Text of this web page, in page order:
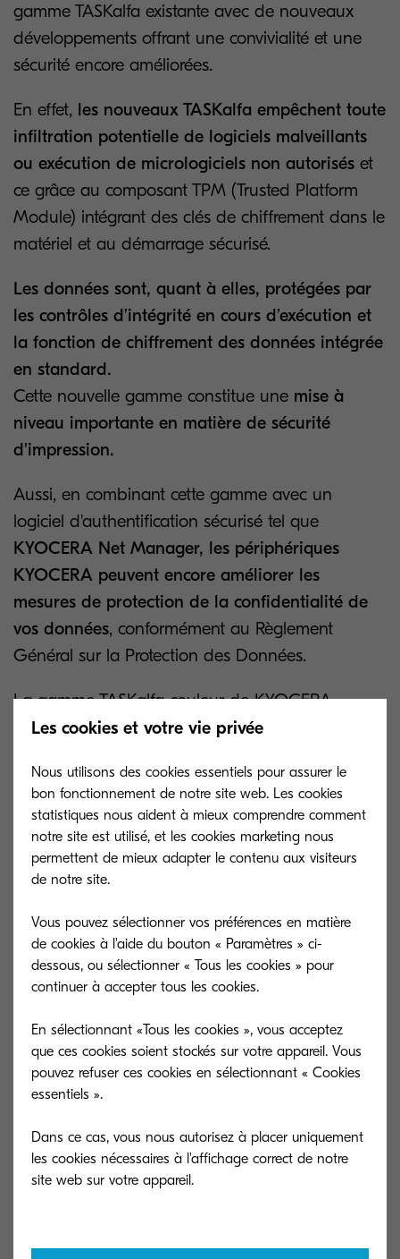
gamme TASKalfa existante avec de nouveaux
développements offrant une convivialité et une
sécurité encore améliorées.
En effet, les nouveaux TASKalfa empêchent toute
infiltration potentielle de logiciels malveillants
ou exécution de micrologiciels non autorisés et
ce grâce au composant TPM (Trusted Platform
Module) intégrant des clés de chiffrement dans le
matériel et au démarrage sécurisé.
Les données sont, quant à elles, protégées par
les contrôles d’intégrité en cours d’exécution et
la fonction de chiffrement des données intégrée
en standard.
Cette nouvelle gamme constitue une mise à
niveau importante en matière de sécurité
d'impression.
Aussi, en combinant cette gamme avec un
logiciel d'authentification sécurisé tel que
KYOCERA Net Manager, les périphériques
KYOCERA peuvent encore améliorer les
mesures de protection de la confidentialité de
vos données, conformément au Règlement
Général sur la Protection des Données.
La gamme TASKalfa couleur de KYOCERA,
récemment élue marque la plus fiable par le
d’impression ayant fait ses preuves en termes de
fiabilité permet de minimiser les
temps d'immobilisation et d'améliorer ainsi la
productivité des collaborateurs en entreprise.
couleur de 10,1 pouces, permettant une plus
grande convivialité et un accès plus large à toute
une gamme de fonctions de gestion de
L’efficacité et la consommation d’électricité sont
également optimisées grâce à l’utilisation d’un
capteur de présence
mode veille lorsqu’un utilisateur s’approche du
multifonction.
est une priorité absolue pour les entreprises.
Les cookies et votre vie privée
Nous utilisons des cookies essentiels pour assurer le
bon fonctionnement de notre site web. Les cookies
statistiques nous aident à mieux comprendre comment
notre site est utilisé, et les cookies marketing nous
permettent de mieux adapter le contenu aux visiteurs
de notre site.
Vous pouvez sélectionner vos préférences en matière
de cookies à l'aide du bouton « Paramètres » ci-
dessous, ou sélectionner « Tous les cookies » pour
continuer à accepter tous les cookies.
En sélectionnant «Tous les cookies », vous acceptez
que ces cookies soient stockés sur votre appareil. Vous
pouvez refuser ces cookies en sélectionnant « Cookies
essentiels ».
Dans ce cas, vous nous autorisez à placer uniquement
les cookies nécessaires à l'affichage correct de notre